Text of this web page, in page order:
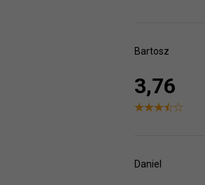
Bartosz
3,76
Daniel